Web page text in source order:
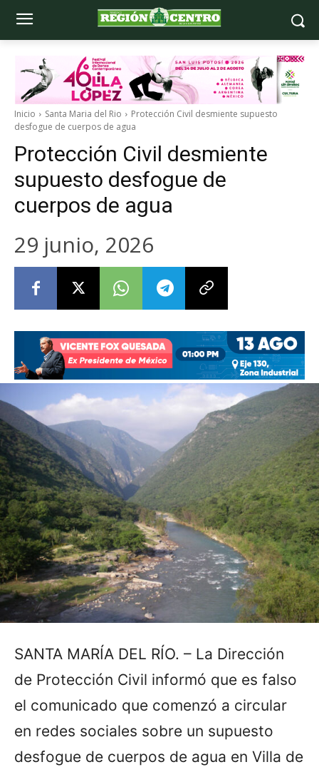
Inicio Santa Maria del Rio
Protección Civil desmiente supuesto
desfogue de cuerpos de agua
Protección Civil desmiente
supuesto desfogue de
cuerpos de agua
29 junio, 2026
SANTA MARÍA DEL RÍO. – La Dirección
de Protección Civil informó que es falso
el comunicado que comenzó a circular
en redes sociales sobre un supuesto
desfogue de cuerpos de agua en Villa de